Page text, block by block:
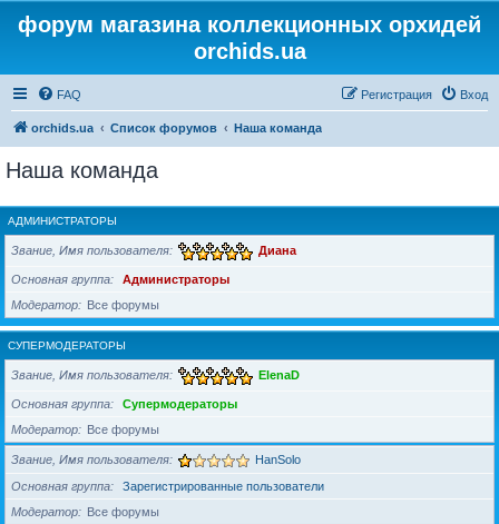
форум магазина коллекционных орхидей
orchids.ua
FAQ Вход
Регистрация
orchids.ua Список форумов Наша команда
Наша команда
АДМИНИСТРАТОРЫ
Звание, Имя пользователя Диана
Основная группа
Администраторы
Модератор
Все форумы
СУПЕРМОДЕРАТОРЫ
Звание, Имя пользователя ElenaD
Основная группа
Супермодераторы
Модератор
Все форумы
Звание, Имя пользователя HanSolo
Основная группа
Зарегистрированные пользователи
Модератор
Все форумы